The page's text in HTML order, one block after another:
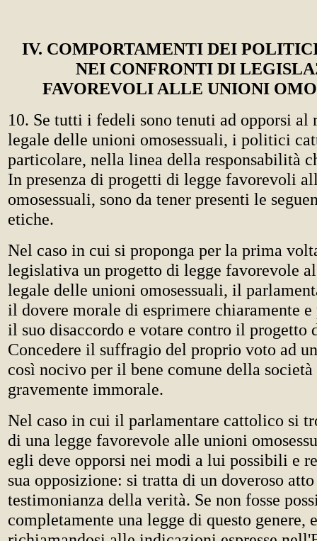
IV. COMPORTAMENTI DEI
NEI CONFRONTI DI
FAVOREVOLI ALLE UNIONI
10. Se tutti i fedeli sono tenuti ad opporsi al
legale delle unioni omosessuali, i politici
particolare, nella linea della responsabilità
In presenza di progetti di legge favorevoli
omosessuali, sono da tener presenti le
etiche.
Nel caso in cui si proponga per la prima
legislativa un progetto di legge favorevole
legale delle unioni omosessuali, il
il dovere morale di esprimere chiaramente
il suo disaccordo e votare contro il progetto
Concedere il suffragio del proprio voto ad
così nocivo per il bene comune della società
gravemente immorale.
Nel caso in cui il parlamentare cattolico si
di una legge favorevole alle unioni
egli deve opporsi nei modi a lui possibili e
sua opposizione: si tratta di un doveroso
testimonianza della verità. Se non fosse
completamente una legge di questo genere,